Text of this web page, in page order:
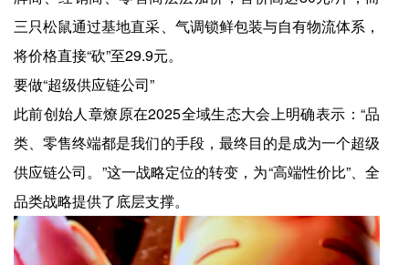
三只松鼠通过基地直采、气调锁鲜包装与自有物流体系，
将价格直接“砍”至29.9元。
要做“超级供应链公司”
此前创始人章燎原在2025全域生态大会上明确表示：“品
类、零售终端都是我们的手段，最终目的是成为一个超级
供应链公司。”这一战略定位的转变，为“高端性价比”、全
品类战略提供了底层支撑。